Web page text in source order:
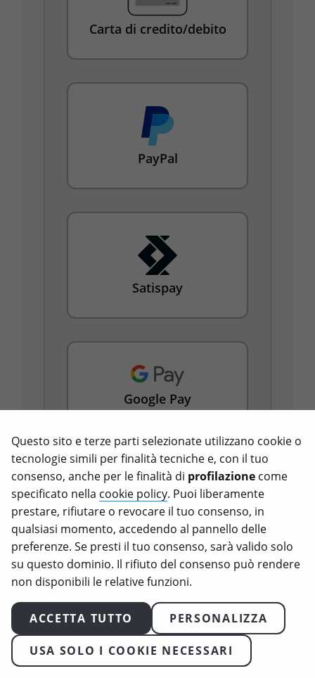
Carta di credito/debito
PayPal
Satispay
Google Pay
Bonifico/bollettino
postale
VAI AI TUOI DATI
Questo sito e terze parti selezionate utilizzano cookie o
tecnologie simili per finalità tecniche e, con il tuo
consenso, anche per le finalità di profilazione come
specificato nella cookie policy. Puoi liberamente
prestare, rifiutare o revocare il tuo consenso, in
qualsiasi momento, accedendo al pannello delle
preferenze. Se presti il tuo consenso, sarà valido solo
su questo dominio. Il rifiuto del consenso può rendere
non disponibili le relative funzioni.
ACCETTA TUTTO PERSONALIZZA
USA SOLO I COOKIE NECESSARI